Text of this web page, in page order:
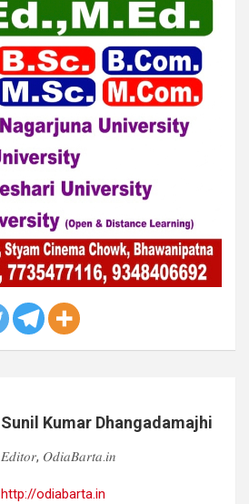
Sunil Kumar Dhangadamajhi
𝐸𝑑𝑖𝑡𝑜𝑟, 𝑂𝑑𝑖𝑎𝐵𝑎𝑟𝑡𝑎.𝑖𝑛
http://odiabarta.in